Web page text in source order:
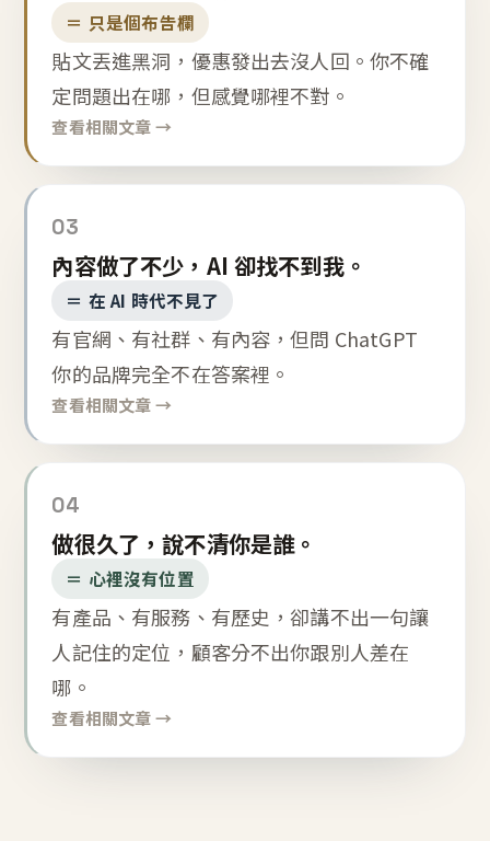
＝ 只是個布告欄
貼文丟進黑洞，優惠發出去沒人回。你不確
定問題出在哪，但感覺哪裡不對。
查看相關文章 →
03
內容做了不少，AI 卻找不到我。
＝ 在 AI 時代不見了
有官網、有社群、有內容，但問 ChatGPT
你的品牌完全不在答案裡。
查看相關文章 →
04
做很久了，說不清你是誰。
＝ 心裡沒有位置
有產品、有服務、有歷史，卻講不出一句讓
人記住的定位，顧客分不出你跟別人差在
哪。
查看相關文章 →